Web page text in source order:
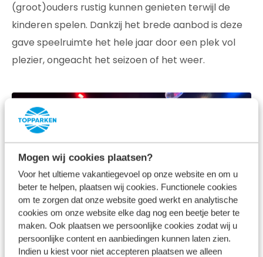
Mogen wij cookies plaatsen?
Voor het ultieme vakantiegevoel op onze website en om u
beter te helpen, plaatsen wij cookies. Functionele cookies
om te zorgen dat onze website goed werkt en analytische
cookies om onze website elke dag nog een beetje beter te
maken. Ook plaatsen we persoonlijke cookies zodat wij u
persoonlijke content en aanbiedingen kunnen laten zien.
Indien u kiest voor niet accepteren plaatsen we alleen
(groot)ouders rustig kunnen genieten terwijl de
kinderen spelen. Dankzij het brede aanbod is deze
gave speelruimte het hele jaar door een plek vol
plezier, ongeacht het seizoen of het weer.